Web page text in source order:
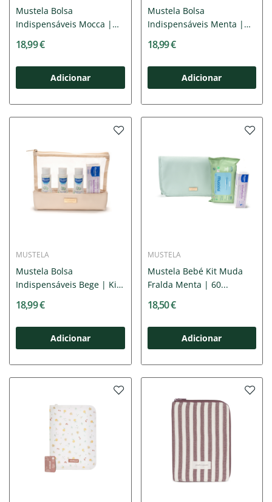
Mustela Bolsa
Indispensáveis Mocca |
18,99 €
Adicionar
Mustela Bolsa
Indispensáveis Menta |
18,99 €
Adicionar
MUSTELA
Mustela Bolsa
Indispensáveis Bege | Kit
18,99 €
Adicionar
MUSTELA
Mustela Bebé Kit Muda
Fralda Menta | 60...
18,50 €
Adicionar